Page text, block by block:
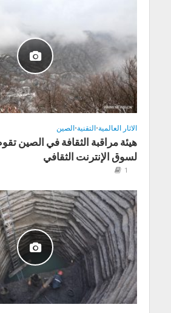
الاثار العالمية•التقنية•الصين
هيئة مراقبة الثقافة في الصين
لسوق الإنترنت الثقافي
1